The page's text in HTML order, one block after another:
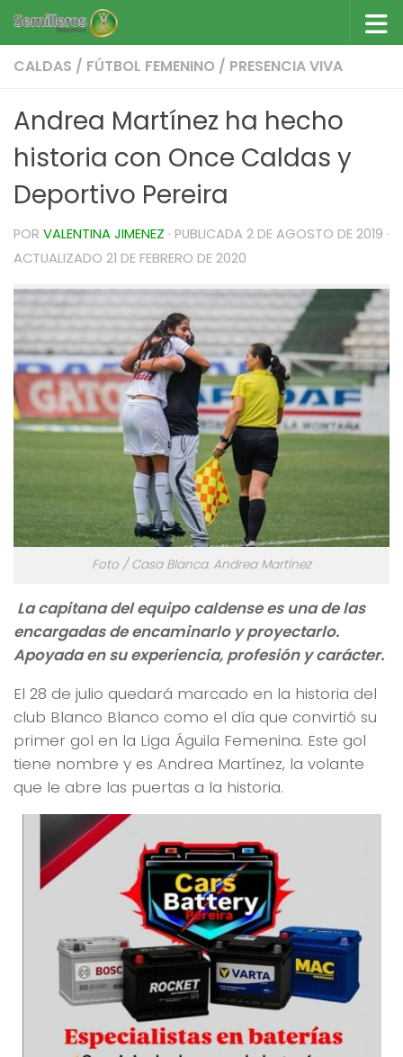
Saltar al contenido
CALDAS / FÚTBOL FEMENINO / PRESENCIA VIVA
Andrea Martínez ha hecho
historia con Once Caldas y
Deportivo Pereira
POR VALENTINA JIMENEZ · PUBLICADA 2 DE AGOSTO DE 2019 ·
ACTUALIZADO 21 DE FEBRERO DE 2020
Foto / Casa Blanca. Andrea Martínez
La capitana del equipo caldense es una de las
encargadas de encaminarlo y proyectarlo.
Apoyada en su experiencia, profesión y carácter.
El 28 de julio quedará marcado en la historia del
club Blanco Blanco como el día que convirtió su
primer gol en la Liga Águila Femenina. Este gol
tiene nombre y es Andrea Martínez, la volante
que le abre las puertas a la historia.